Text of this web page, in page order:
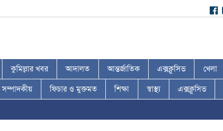
কুমিল্লার খবর আদালত আন্তর্জাতিক এক্সক্লুসিভ খেলা
সম্পাদকীয় ফিচার ও মুক্তমত শিক্ষা স্বাস্থ্য এক্সক্লুসিভ